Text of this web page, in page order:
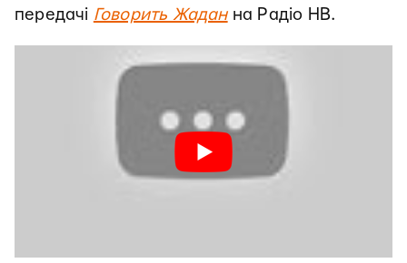
передачі Говорить Жаданна Радіо НВ.